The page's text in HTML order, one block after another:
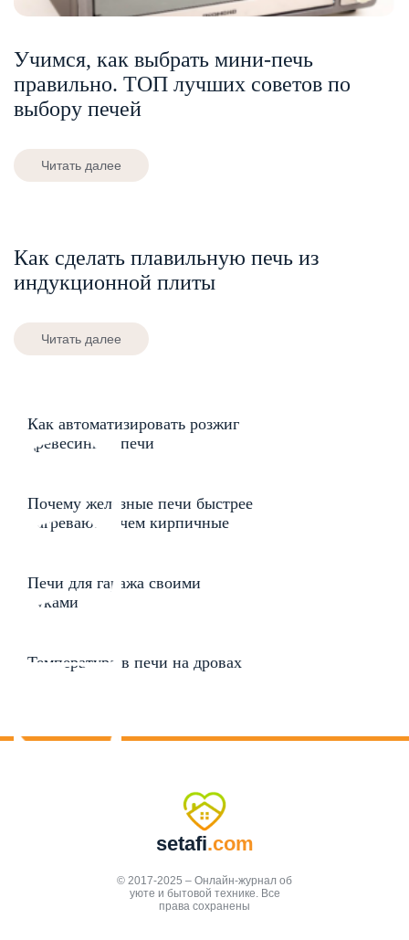
Учимся, как выбрать мини-печь
правильно. ТОП лучших советов по
выбору печей
Читать далее
Как сделать плавильную печь из
индукционной плиты
Читать далее
Как автоматизировать розжиг
древесины в печи
Почему железные печи быстрее
нагреваются чем кирпичные
Печи для гаража своими
руками
Температура в печи на дровах
setafi.com
© 2017-2025 – Онлайн-журнал об
уюте и бытовой технике. Все
права сохранены